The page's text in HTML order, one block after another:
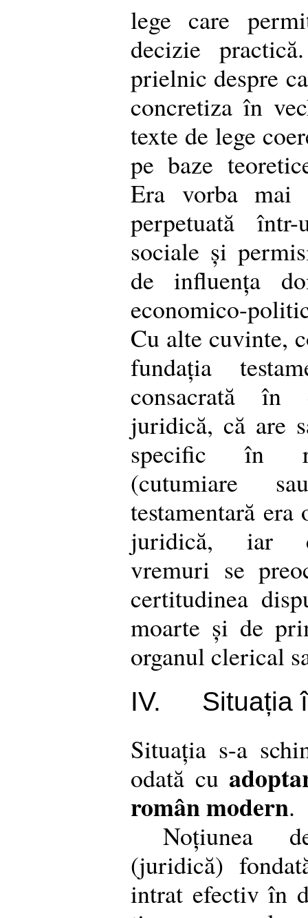
lege care
decizie
prielnic despre
concretiza în
texte de lege
pe baze
Era vorba mai
perpetuată
sociale și
de influența
economico-
Cu alte cuvinte,
fundația
consacrată în
juridică, că are
specific în
(cutumiare
testamentară
juridică, iar
vremuri se
certitudinea
moarte și de
organul clerical
IV. Situația
Situația s-a
odată cu
român modern.
Noțiunea
(juridică)
intrat efectiv în